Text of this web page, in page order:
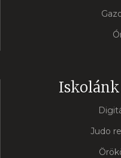
Judo